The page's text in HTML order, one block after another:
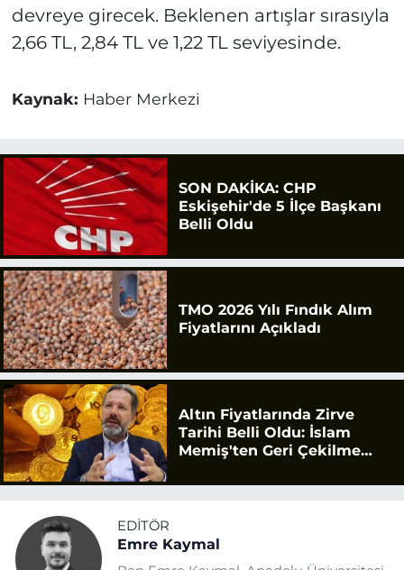
devreye girecek. Beklenen artışlar sırasıyla
2,66 TL, 2,84 TL ve 1,22 TL seviyesinde.
Kaynak: Haber Merkezi
SON DAKİKA: CHP
Eskişehir'de 5 İlçe Başkanı
Belli Oldu
TMO 2026 Yılı Fındık Alım
Fiyatlarını Açıkladı
Altın Fiyatlarında Zirve
Tarihi Belli Oldu: İslam
Memiş'ten Geri Çekilme
EDITÖR
Emre Kaymal